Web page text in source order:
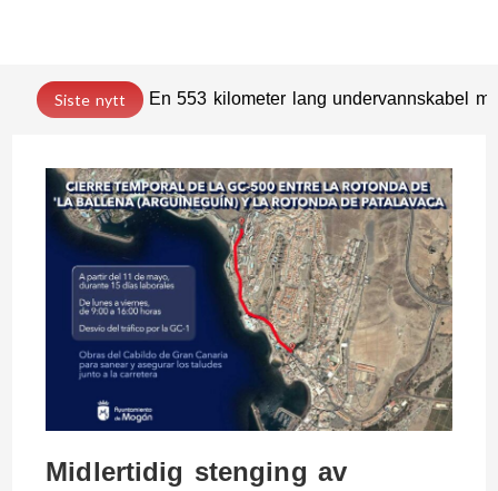
Siste nytt En 553 kilometer lang undervannskabel
Midlertidig stenging av